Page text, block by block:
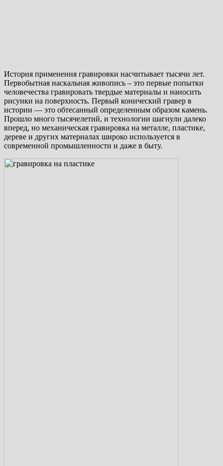
История применения гравировки насчитывает тысячи лет.
Первобытная наскальная живопись – это первые попытки
человечества гравировать твердые материалы и наносить
рисунки на поверхность. Первый конический гравер в
истории — это обтесанный определенным образом камень.
Прошло много тысячелетий, и технологии шагнули далеко
вперед, но механическая гравировка на металле, пластике,
дереве и других материалах широко используется в
современной промышленности и даже в быту.